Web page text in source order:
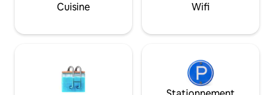
Cuisine Wifi